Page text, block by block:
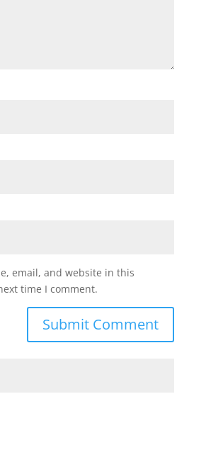
email, and website in this
time I comment.